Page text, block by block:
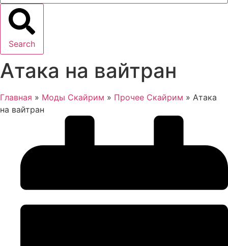
Search
Атака на вайтран
Главная » Моды Скайрим » Прочее Скайрим » Атака
на вайтран